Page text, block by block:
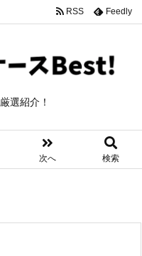
選紹介！
次へ 検索
RSS Feedly